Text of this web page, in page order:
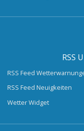
RSS
RSS Feed
RSS Feed Neuigkeiten
Wetter Widget